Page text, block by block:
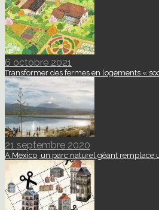
6 octobre 2021
Transformer des fermes en logements «
21 septembre 2020
A Mexico, un parc naturel géant remplace